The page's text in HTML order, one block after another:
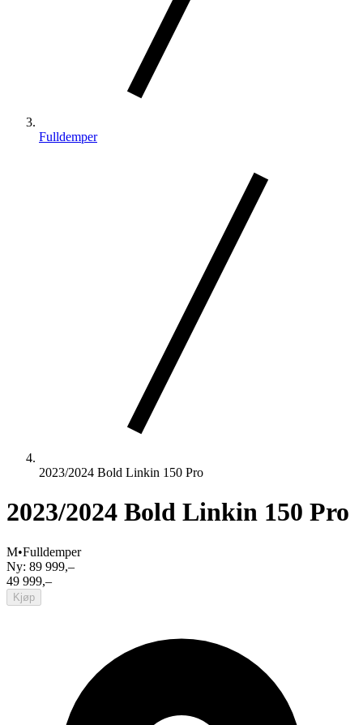
Fulldemper
2023/2024 Bold Linkin 150 Pro
2023/2024 Bold Linkin 150 Pro
M•Fulldemper
Ny: 89 999,–
49 999,–
Kjøp